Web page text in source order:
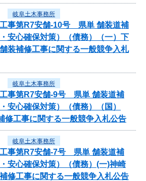
岐阜土木事務所
工事第R7安舗-10号 県単 舗装道補
安心確保対策）（債務）（一）下
装補修工事に関する一般競争入札
岐阜土木事務所
工事第R7安舗-9号 県単 舗装道補
安心確保対策）（債務）（国）
工事に関する一般競争入札公告
岐阜土木事務所
工事第R7安舗-7号 県単 舗装道補
安心確保対策）（債務）(一)神崎
修工事に関する一般競争入札公告